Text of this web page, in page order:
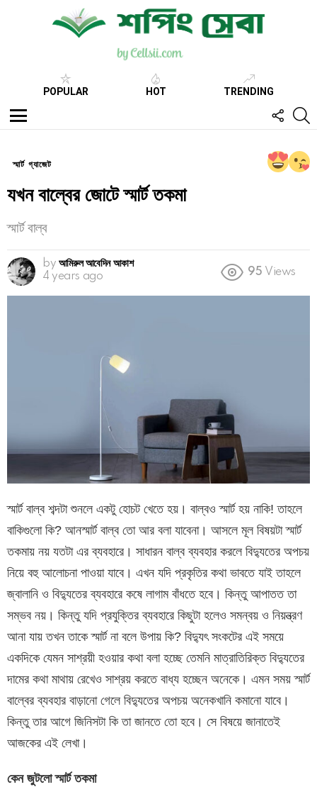
POPULAR HOT TRENDING
Menu
US
স্মার্ট গ্যাজেট
যখন বাল্বের জোটে স্মার্ট তকমা
স্মার্ট বাল্ব
by আমিরুল আবেদিন আকাশ
4 years ago
95 Views
স্মার্ট বাল্ব শব্দটা শুনলে একটু হোচট খেতে হয়। বাল্বও স্মার্ট হয় নাকি! তাহলে
বাকিগুলো কি? আনস্মার্ট বাল্ব তো আর বলা যাবেনা। আসলে মূল বিষয়টা স্মার্ট
তকমায় নয় যতটা এর ব্যবহারে। সাধারন বাল্ব ব্যবহার করলে বিদ্যুতের অপচয়
নিয়ে বহু আলোচনা পাওয়া যাবে। এখন যদি প্রকৃতির কথা ভাবতে যাই তাহলে
জ্বালানি ও বিদ্যুতের ব্যবহারে কষে লাগাম বাঁধতে হবে। কিন্তু আপাতত তা
সম্ভব নয়। কিন্তু যদি প্রযুক্তির ব্যবহারে কিছুটা হলেও সমন্বয় ও নিয়ন্ত্রণ
আনা যায় তখন তাকে স্মার্ট না বলে উপায় কি? বিদ্যুৎ সংকটের এই সময়ে
একদিকে যেমন সাশ্রয়ী হওয়ার কথা বলা হচ্ছে তেমনি মাত্রাতিরিক্ত বিদ্যুতের
দামের কথা মাথায় রেখেও সাশ্রয় করতে বাধ্য হচ্ছেন অনেকে। এমন সময় স্মার্ট
বাল্বের ব্যবহার বাড়ানো গেলে বিদ্যুতের অপচয় অনেকখানি কমানো যাবে।
কিন্তু তার আগে জিনিসটা কি তা জানতে তো হবে। সে বিষয়ে জানাতেই
আজকের এই লেখা।
কেন জুটলো স্মার্ট তকমা